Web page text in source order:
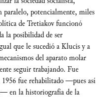
paralelo, potencialmente, miles
de Tretiakov funcionó
la posibilidad de ser
que le sucedió a Klucis y a
del aparato molar
seguir trabajando. Fue
fue rehabilitado —pues así
en la historiografía de la